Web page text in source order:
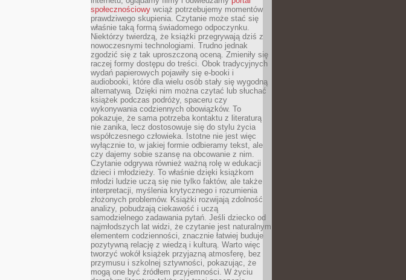
społecznościowy wciąż potrzebujemy momentów
prawdziwego skupienia. Czytanie może stać się
właśnie taką formą świadomego odpoczynku.
Niektórzy twierdzą, że książki przegrywają dziś z
nowoczesnymi technologiami. Trudno jednak
zgodzić się z tak uproszczoną oceną. Zmieniły się
raczej formy dostępu do treści. Obok tradycyjnych
wydań papierowych pojawiły się e-booki i
audiobooki, które dla wielu osób stały się wygodną
alternatywą. Dzięki nim można czytać lub słuchać
książek podczas podróży, spaceru czy
wykonywania codziennych obowiązków. To
pokazuje, że sama potrzeba kontaktu z literaturą
nie zanika, lecz dostosowuje się do stylu życia
współczesnego człowieka. Istotne nie jest więc
wyłącznie to, w jakiej formie odbieramy tekst, ale
czy dajemy sobie szansę na obcowanie z nim.
Czytanie odgrywa również ważną rolę w edukacji
dzieci i młodzieży. To właśnie dzięki książkom
młodzi ludzie uczą się nie tylko faktów, ale także
interpretacji, myślenia krytycznego i rozumienia
złożonych problemów. Książki rozwijają zdolność
analizy, pobudzają ciekawość i uczą
samodzielnego zadawania pytań. Jeśli dziecko od
najmłodszych lat widzi, że czytanie jest naturalnym
elementem codzienności, znacznie łatwiej buduje
pozytywną relację z wiedzą i kulturą. Warto więc
tworzyć wokół książek przyjazną atmosferę, bez
przymusu i szkolnej sztywności, pokazując, że
mogą one być źródłem przyjemności. W życiu